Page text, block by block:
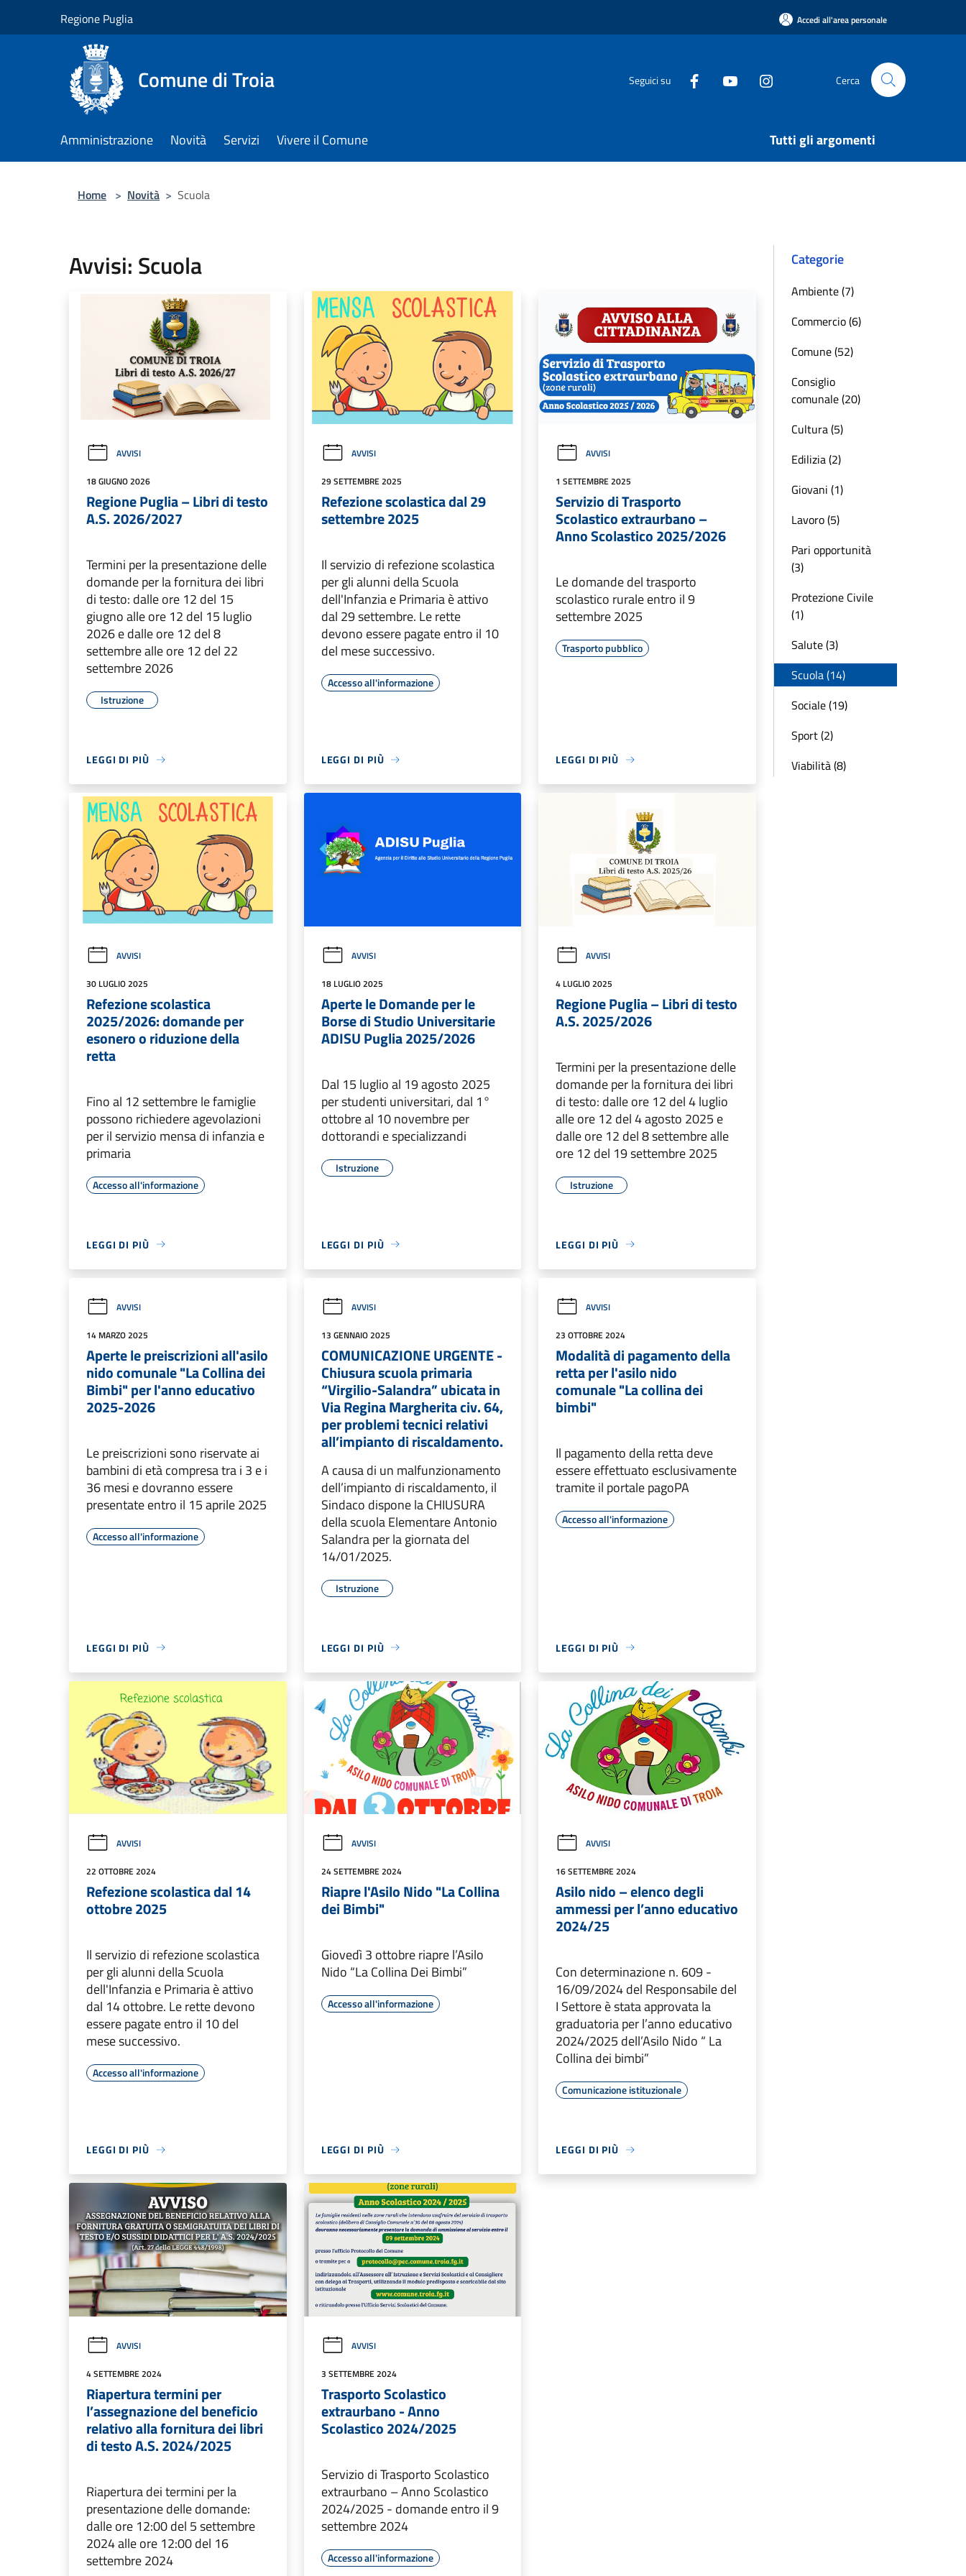
Regione Puglia Accedi all'area personale
Comune di Troia Seguici su Cerca
Amministrazione Novità Servizi Vivere il Comune Tutti gli argomenti
Home > Novità > Scuola
Avvisi: Scuola
AVVISI
18 GIUGNO 2026
Regione Puglia – Libri di testo
A.S. 2026/2027
Termini per la presentazione delle
domande per la fornitura dei libri
di testo: dalle ore 12 del 15
giugno alle ore 12 del 15 luglio
2026 e dalle ore 12 del 8
settembre alle ore 12 del 22
settembre 2026
Istruzione
LEGGI DI PIÙ
AVVISI
29 SETTEMBRE 2025
Refezione scolastica dal 29
settembre 2025
Il servizio di refezione scolastica
per gli alunni della Scuola
dell'Infanzia e Primaria è attivo
dal 29 settembre. Le rette
devono essere pagate entro il 10
del mese successivo.
Accesso all'informazione
LEGGI DI PIÙ
AVVISI
1 SETTEMBRE 2025
Servizio di Trasporto
Scolastico extraurbano –
Anno Scolastico 2025/2026
Le domande del trasporto
scolastico rurale entro il 9
settembre 2025
Trasporto pubblico
LEGGI DI PIÙ
AVVISI
30 LUGLIO 2025
Refezione scolastica
2025/2026: domande per
esonero o riduzione della
retta
Fino al 12 settembre le famiglie
possono richiedere agevolazioni
per il servizio mensa di infanzia e
primaria
Accesso all'informazione
LEGGI DI PIÙ
AVVISI
18 LUGLIO 2025
Aperte le Domande per le
Borse di Studio Universitarie
ADISU Puglia 2025/2026
Dal 15 luglio al 19 agosto 2025
per studenti universitari, dal 1°
ottobre al 10 novembre per
dottorandi e specializzandi
Istruzione
LEGGI DI PIÙ
AVVISI
4 LUGLIO 2025
Regione Puglia – Libri di testo
A.S. 2025/2026
Termini per la presentazione delle
domande per la fornitura dei libri
di testo: dalle ore 12 del 4 luglio
alle ore 12 del 4 agosto 2025 e
dalle ore 12 del 8 settembre alle
ore 12 del 19 settembre 2025
Istruzione
LEGGI DI PIÙ
AVVISI
14 MARZO 2025
Aperte le preiscrizioni all'asilo
nido comunale "La Collina dei
Bimbi" per l'anno educativo
2025-2026
Le preiscrizioni sono riservate ai
bambini di età compresa tra i 3 e i
36 mesi e dovranno essere
presentate entro il 15 aprile 2025
Accesso all'informazione
LEGGI DI PIÙ
AVVISI
13 GENNAIO 2025
COMUNICAZIONE URGENTE -
Chiusura scuola primaria
“Virgilio-Salandra” ubicata in
Via Regina Margherita civ. 64,
per problemi tecnici relativi
all’impianto di riscaldamento.
A causa di un malfunzionamento
dell’impianto di riscaldamento, il
Sindaco dispone la CHIUSURA
della scuola Elementare Antonio
Salandra per la giornata del
14/01/2025.
Istruzione
LEGGI DI PIÙ
AVVISI
23 OTTOBRE 2024
Modalità di pagamento della
retta per l'asilo nido
comunale "La collina dei
bimbi"
Il pagamento della retta deve
essere effettuato esclusivamente
tramite il portale pagoPA
Accesso all'informazione
LEGGI DI PIÙ
AVVISI
22 OTTOBRE 2024
Refezione scolastica dal 14
ottobre 2025
Il servizio di refezione scolastica
per gli alunni della Scuola
dell'Infanzia e Primaria è attivo
dal 14 ottobre. Le rette devono
essere pagate entro il 10 del
mese successivo.
Accesso all'informazione
LEGGI DI PIÙ
AVVISI
24 SETTEMBRE 2024
Riapre l'Asilo Nido "La Collina
dei Bimbi"
Giovedì 3 ottobre riapre l’Asilo
Nido “La Collina Dei Bimbi”
Accesso all'informazione
LEGGI DI PIÙ
AVVISI
16 SETTEMBRE 2024
Asilo nido – elenco degli
ammessi per l’anno educativo
2024/25
Con determinazione n. 609 -
16/09/2024 del Responsabile del
I Settore è stata approvata la
graduatoria per l’anno educativo
2024/2025 dell’Asilo Nido “ La
Collina dei bimbi”
Comunicazione istituzionale
LEGGI DI PIÙ
AVVISI
4 SETTEMBRE 2024
Riapertura termini per
l’assegnazione del beneficio
relativo alla fornitura dei libri
di testo A.S. 2024/2025
Riapertura dei termini per la
presentazione delle domande:
dalle ore 12:00 del 5 settembre
2024 alle ore 12:00 del 16
settembre 2024
AVVISI
3 SETTEMBRE 2024
Trasporto Scolastico
extraurbano - Anno
Scolastico 2024/2025
Servizio di Trasporto Scolastico
extraurbano – Anno Scolastico
2024/2025 - domande entro il 9
settembre 2024
Accesso all'informazione
Categorie
Ambiente (7)
Commercio (6)
Comune (52)
Consiglio
comunale (20)
Cultura (5)
Edilizia (2)
Giovani (1)
Lavoro (5)
Pari opportunità
(3)
Protezione Civile
(1)
Salute (3)
Scuola (14)
Sociale (19)
Sport (2)
Viabilità (8)